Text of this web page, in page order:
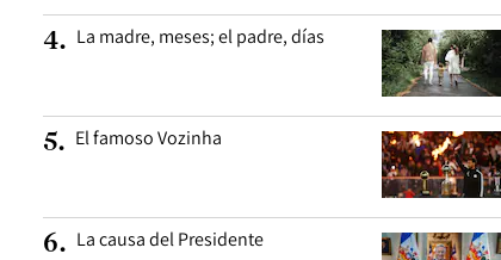
4. La madre, meses; el padre, días
5. El famoso Vozinha
6. La causa del Presidente